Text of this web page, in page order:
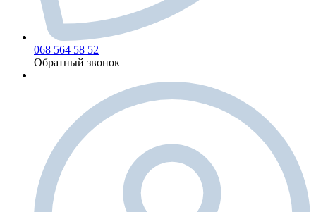
068 564 58 52
Обратный звонок